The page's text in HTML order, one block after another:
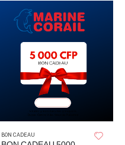
BON CADEAU